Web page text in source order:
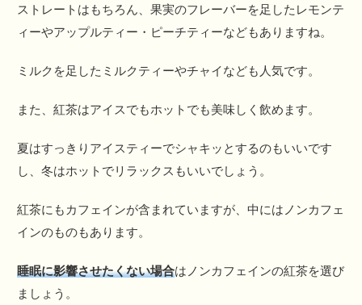
ストレートはもちろん、果実のフレーバーを足したレモンテ
ィーやアップルティー・ピーチティーなどもありますね。
ミルクを足したミルクティーやチャイなども人気です。
また、紅茶はアイスでもホットでも美味しく飲めます。
夏はすっきりアイスティーでシャキッとするのもいいです
し、冬はホットでリラックスもいいでしょう。
紅茶にもカフェインが含まれていますが、中にはノンカフェ
インのものもあります。
睡眠に影響させたくない場合はノンカフェインの紅茶を選び
ましょう。